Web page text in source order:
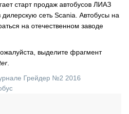
старт продаж автобусов ЛИАЗ
сеть Scania. Автобусы на
на отечественном заводе
выделите фрагмент
Грейдер №2 2016